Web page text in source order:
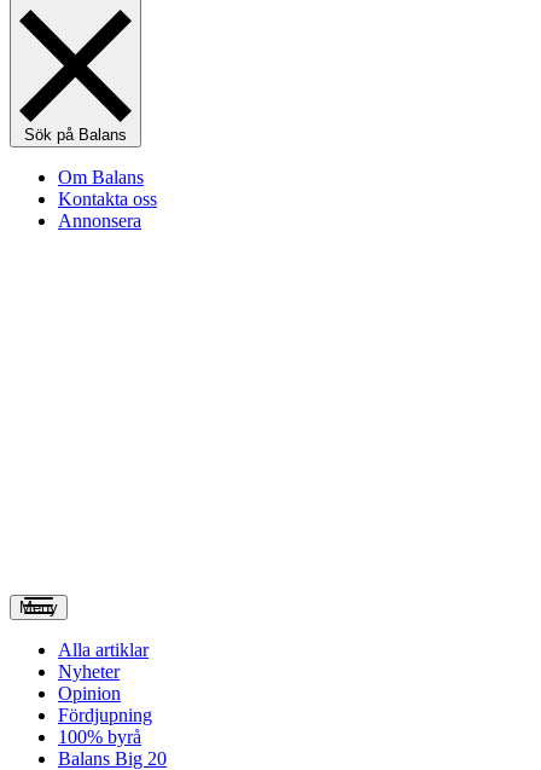
Sök på Balans
Om Balans
Kontakta oss
Annonsera
Meny
Alla artiklar
Nyheter
Opinion
Fördjupning
100% byrå
Balans Big 20